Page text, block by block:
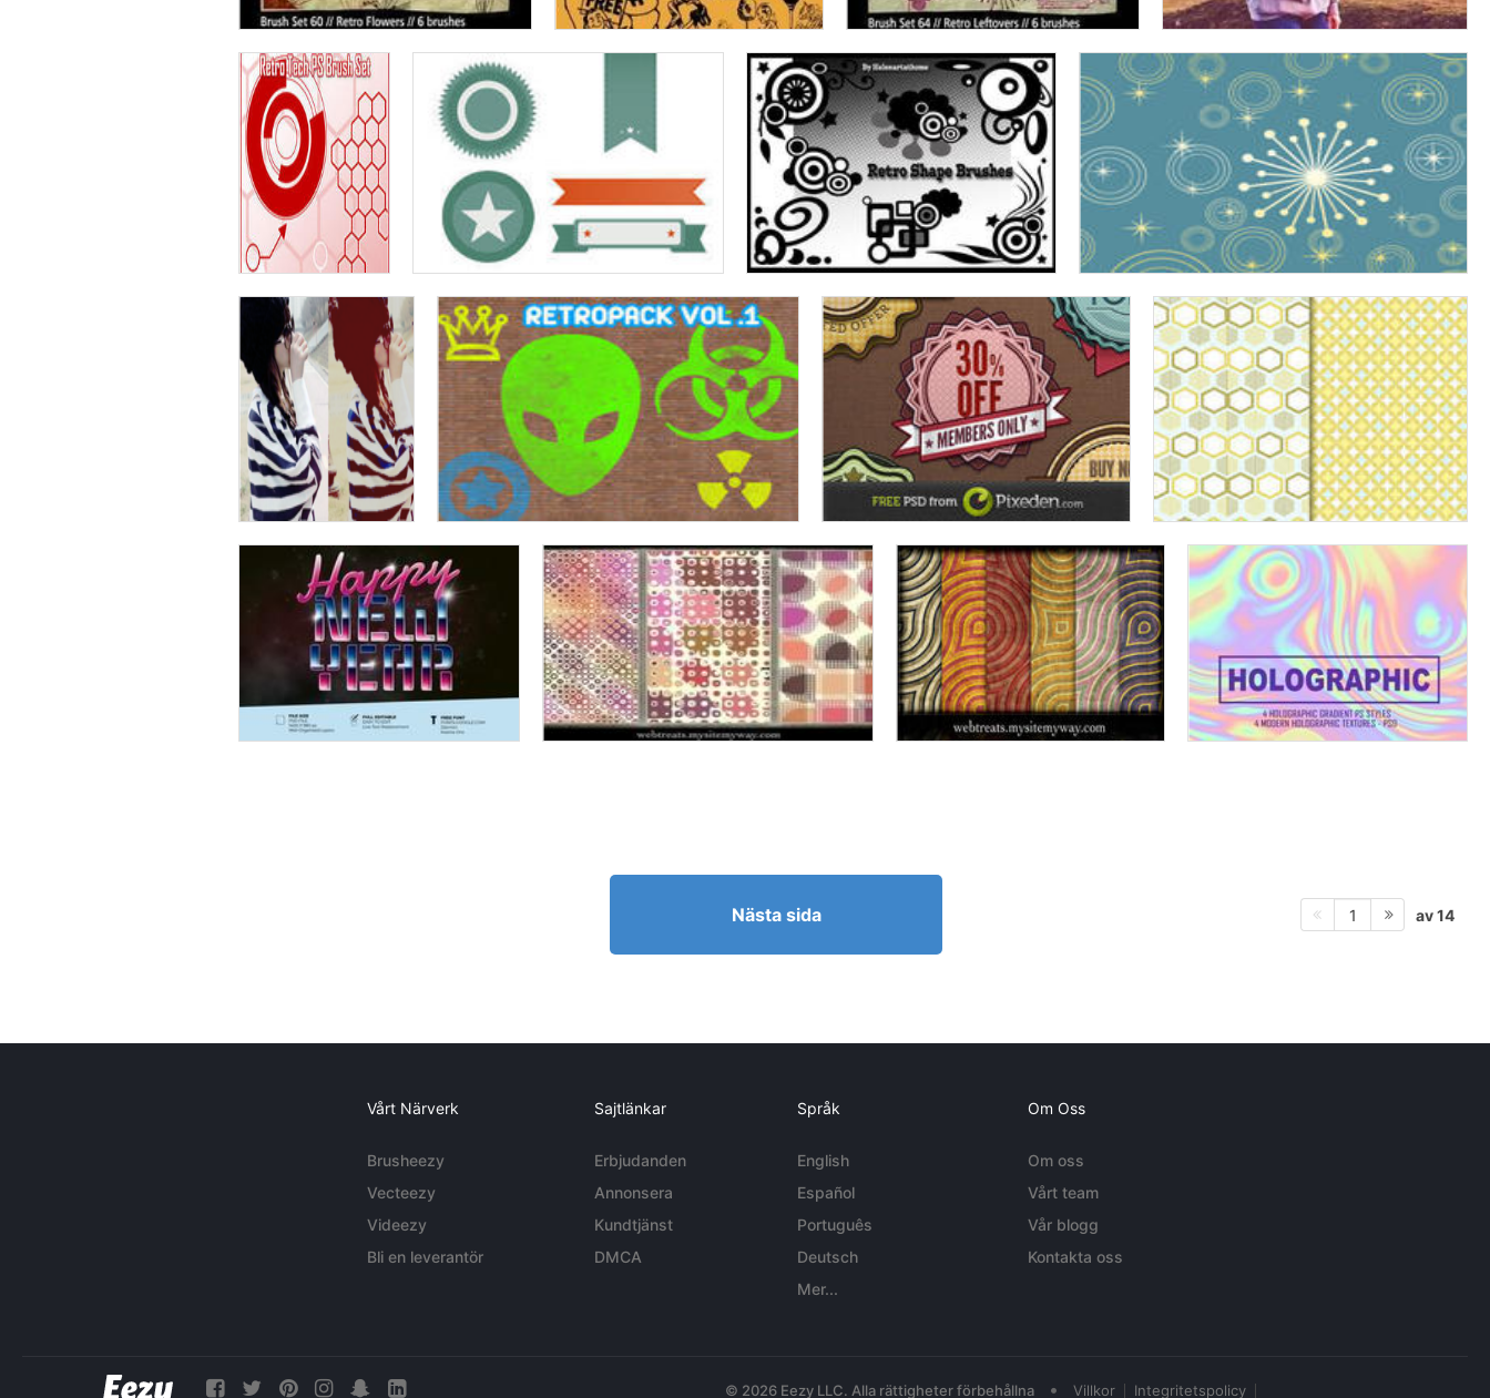
Nästa sida 1 av 14
Vårt Närverk
Brusheezy
Vecteezy
Videezy
Bli en leverantör
Sajtlänkar
Erbjudanden
Annonsera
Kundtjänst
DMCA
Språk
English
Español
Português
Deutsch
Mer...
Om Oss
Om oss
Vårt team
Vår blogg
Kontakta oss
© 2026 Eezy LLC. Alla rättigheter förbehållna • Villkor Integritetspolicy